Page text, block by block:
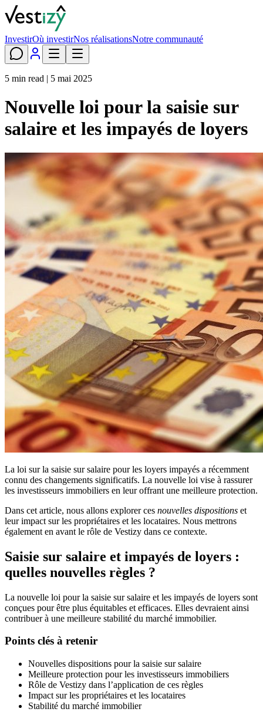
InvestirOù investirNos réalisationsNotre communauté
5 min read | 5 mai 2025
Nouvelle loi pour la saisie sur
salaire et les impayés de loyers
La loi sur la saisie sur salaire pour les loyers impayés a récemment
connu des changements significatifs. La nouvelle loi vise à rassurer
les investisseurs immobiliers en leur offrant une meilleure protection.
Dans cet article, nous allons explorer ces nouvelles dispositions et
leur impact sur les propriétaires et les locataires. Nous mettrons
également en avant le rôle de Vestizy dans ce contexte.
Saisie sur salaire et impayés de loyers :
quelles nouvelles règles ?
La nouvelle loi pour la saisie sur salaire et les impayés de loyers sont
conçues pour être plus équitables et efficaces. Elles devraient ainsi
contribuer à une meilleure stabilité du marché immobilier.
Points clés à retenir
Nouvelles dispositions pour la saisie sur salaire
Meilleure protection pour les investisseurs immobiliers
Rôle de Vestizy dans l’application de ces règles
Impact sur les propriétaires et les locataires
Stabilité du marché immobilier